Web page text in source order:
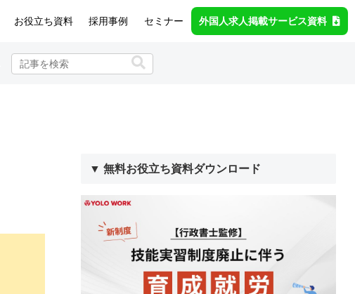
お役立ち資料 採用事例 セミナー 外国人求人掲載サービス資料
▼ 無料お役立ち資料ダウンロード